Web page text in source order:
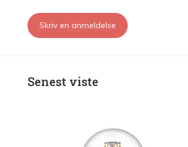
Skriv en anmeldelse
Senest viste